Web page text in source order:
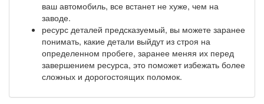
ваш автомобиль, все встанет не хуже, чем на
заводе.
ресурс деталей предсказуемый, вы можете заранее
понимать, какие детали выйдут из строя на
определенном пробеге, заранее меняя их перед
завершением ресурса, это поможет избежать более
сложных и дорогостоящих поломок.